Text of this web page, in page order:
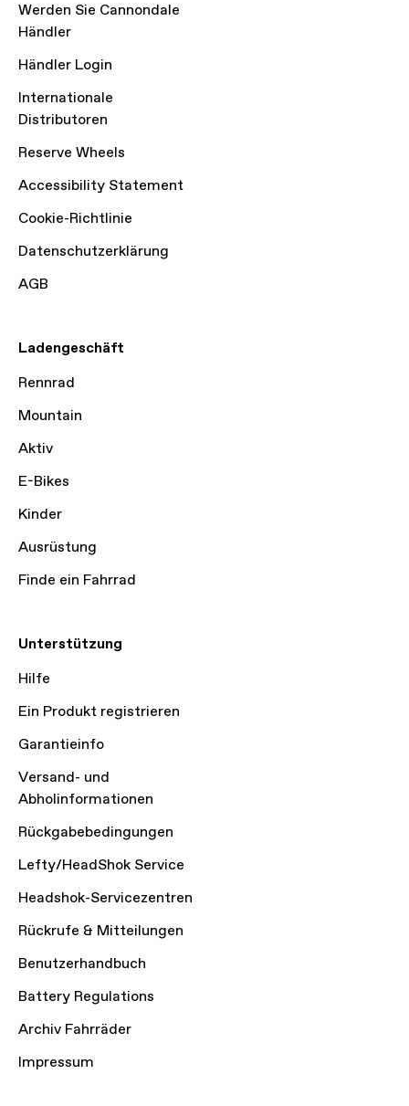
Werden Sie Cannondale
Händler
Händler Login
Internationale
Distributoren
Reserve Wheels
Accessibility Statement
Cookie-Richtlinie
Datenschutzerklärung
AGB
Ladengeschäft
Rennrad
Mountain
Aktiv
E-Bikes
Kinder
Ausrüstung
Finde ein Fahrrad
Unterstützung
Hilfe
Ein Produkt registrieren
Garantieinfo
Versand- und
Abholinformationen
Rückgabebedingungen
Lefty/HeadShok Service
Headshok-Servicezentren
Rückrufe & Mitteilungen
Benutzerhandbuch
Battery Regulations
Archiv Fahrräder
Impressum